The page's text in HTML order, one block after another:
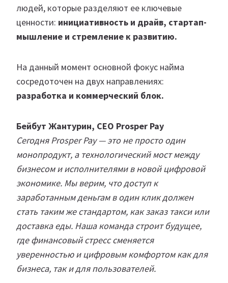
людей, которые разделяют ее ключевые
ценности: инициативность и драйв, стартап-
мышление и стремление к развитию.
На данный момент основной фокус найма
сосредоточен на двух направлениях:
разработка и коммерческий блок.
Бейбут Жантурин, CEO Prosper Pay
Сегодня Prosper Pay — это не просто один
монопродукт, а технологический мост между
бизнесом и исполнителями в новой цифровой
экономике. Мы верим, что доступ к
заработанным деньгам в один клик должен
стать таким же стандартом, как заказ такси или
доставка еды. Наша команда строит будущее,
где финансовый стресс сменяется
уверенностью и цифровым комфортом как для
бизнеса, так и для пользователей.